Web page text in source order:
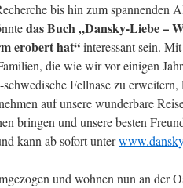
bis hin zum spannenden
das Buch „Dansky-Liebe –
erobert hat“interessant sein.
die wie wir vor einigen
Fellnase zu
auf unsere wunderbare
bringen und unsere besten
kann ab sofort unter
und wohnen nun an der